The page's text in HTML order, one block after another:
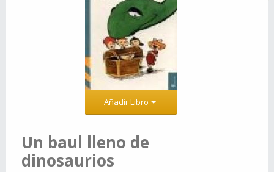
Añadir Libro
Un baul lleno de
dinosaurios